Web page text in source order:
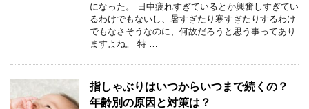
になった。 日中疲れすぎているとか興奮しすぎてい
るわけでもないし、暑すぎたり寒すぎたりするわけ
でもなさそうなのに、何故だろうと思う事ってあり
ますよね。 特 …
指しゃぶりはいつからいつまで続くの？
年齢別の原因と対策は？